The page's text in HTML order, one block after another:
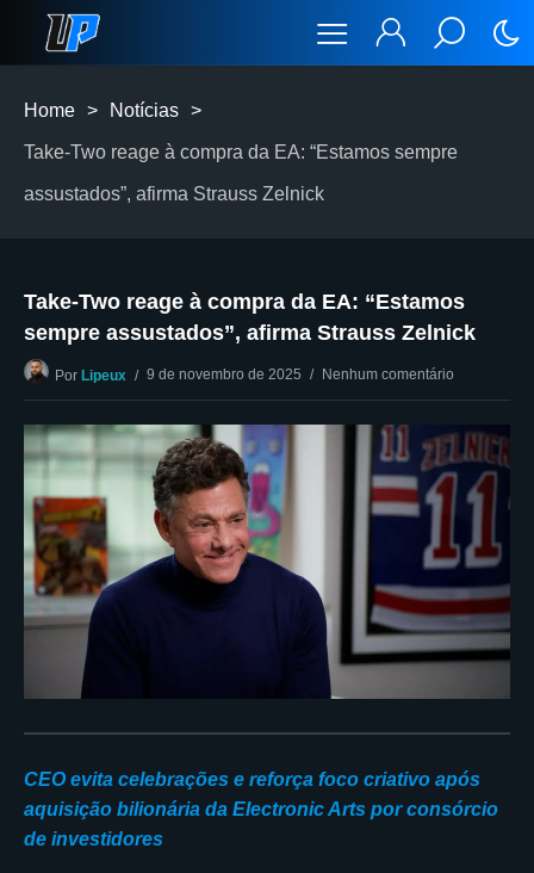
Home > Notícias >
Take-Two reage à compra da EA: “Estamos sempre
assustados”, afirma Strauss Zelnick
Take-Two reage à compra da EA: “Estamos
sempre assustados”, afirma Strauss Zelnick
Por Lipeux 9 de novembro de 2025 Nenhum comentário
CEO evita celebrações e reforça foco criativo após
aquisição bilionária da Electronic Arts por consórcio
de investidores